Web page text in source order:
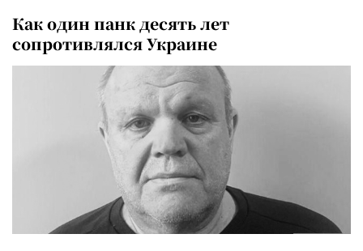
Как один панк десять лет
сопротивлялся Украине